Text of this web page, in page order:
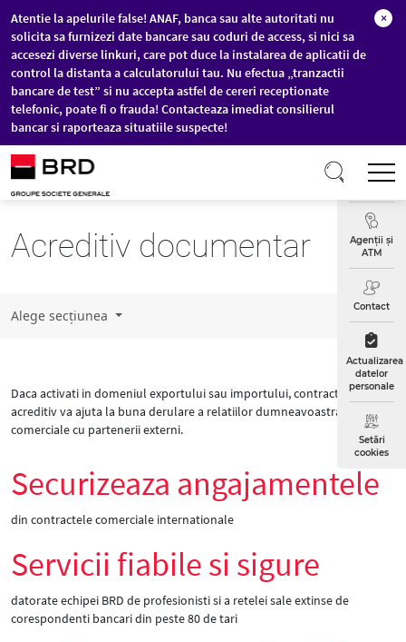
Sari la conținutul principal
Atentie la apelurile false! ANAF, banca sau alte autoritati nu
solicita sa furnizezi date bancare sau coduri de access, si nici sa
accesezi diverse linkuri, care pot duce la instalarea de aplicatii de
control la distanta a calculatorului tau. Nu efectua „tranzactii
bancare de test” si nu accepta astfel de cereri receptionate
telefonic, poate fi o frauda! Contacteaza imediat consilierul
bancar si raporteaza situatiile suspecte!
×
Curs
Agenții și
ATM
Contact
Actualizarea
datelor
personale
Setări
cookies
Acreditiv documentar
Alege secțiunea
Daca activati in domeniul exportului sau importului, contractarea unui
acreditiv va ajuta la buna derulare a relatiilor dumneavoastra
comerciale cu partenerii externi.
Securizeaza angajamentele
din contractele comerciale internationale
Servicii fiabile si sigure
datorate echipei BRD de profesionisti si a retelei sale extinse de
corespondenti bancari din peste 80 de tari